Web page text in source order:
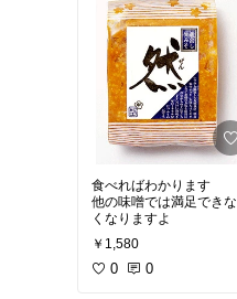
食べればわかります
他の味噌では満足できな
くなりますよ
￥1,580
0 0